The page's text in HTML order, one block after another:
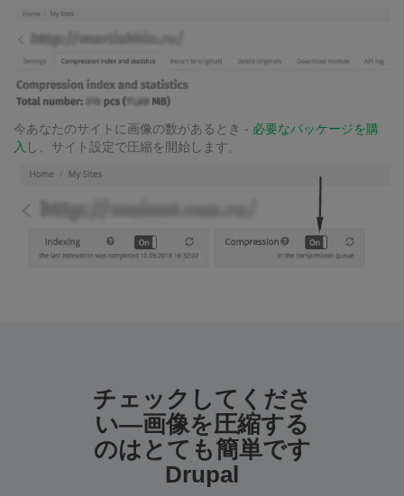
今あなたのサイトに画像の数があるとき - 必要なパッケージを購
入 し、サイト設定で圧縮を開始します。
チェックしてくださ
い—画像を圧縮する
のはとても簡単です
Drupal